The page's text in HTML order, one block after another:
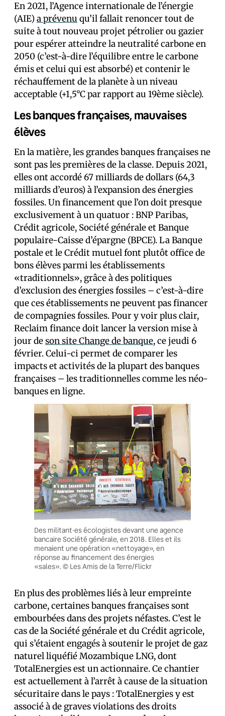
En 2021, l’Agence internationale de l’énergie
(AIE)a prévenu qu’il fallait renoncer tout de
suite à tout nouveau projet pétrolier ou gazier
pour espérer atteindre la neutralité carbone en
2050 (c’est-à-dire l’équilibre entre le carbone
émis et celui qui est absorbé) et contenir le
réchauffement de la planète à un niveau
acceptable (+1,5°C par rapport au 19ème siècle).
Les banques françaises, mauvaises
élèves
En la matière, les grandes banques françaises ne
sont pas les premières de la classe. Depuis 2021,
elles ont accordé 67 milliards de dollars (64,3
milliards d’euros) à l’expansion des énergies
fossiles. Un financement que l’on doit presque
exclusivement à un quatuor : BNP Paribas,
Crédit agricole, Société générale et Banque
populaire-Caisse d’épargne (BPCE). La Banque
postale et le Crédit mutuel font plutôt office de
bons élèves parmi les établissements
«traditionnels», grâce à des politiques
d’exclusion des énergies fossiles – c’est-à-dire
que ces établissements ne peuvent pas financer
de compagnies fossiles. Pour y voir plus clair,
Reclaim finance doit lancer la version mise à
jour deson site Change de banque, ce jeudi 6
février. Celui-ci permet de comparer les
impacts et activités de la plupart des banques
françaises – les traditionnelles comme les néo-
banques en ligne.
Des militant·es écologistes devant une agence
bancaire Société générale, en 2018. Elles et ils
menaient une opération «nettoyage», en
réponse au financement des énergies
«sales». © Les Amis de la Terre/Flickr
En plus des problèmes liés à leur empreinte
carbone, certaines banques françaises sont
embourbées dans des projets néfastes. C’est le
cas de la Société générale et du Crédit agricole,
qui s’étaient engagés à soutenir le projet de gaz
naturel liquéfié Mozambique LNG, dont
TotalEnergies est un actionnaire. Ce chantier
est actuellement à l’arrêt à cause de la situation
sécuritaire dans le pays : TotalEnergies y est
associé à de graves violations des droits